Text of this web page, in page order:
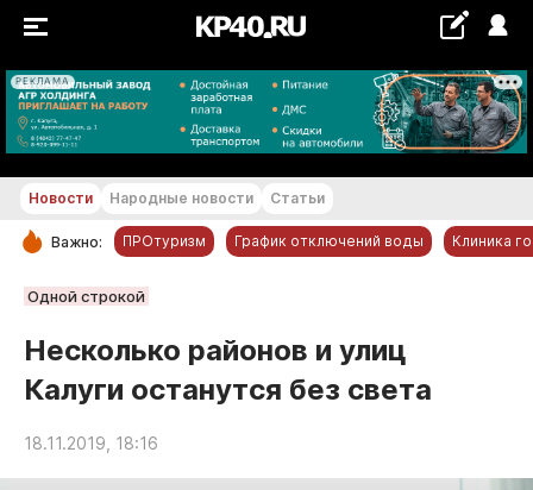
РЕКЛАМА
+23...+24 °С
РУБРИКИ
Новости компаний
Статьи
Народные новости
Авто и транспорт
Новости Народные новости Статьи
Важно: ПРОтуризм График отключений воды Клиника
Одной строкой
Несколько районов и улиц
Калуги останутся без света
18.11.2019, 18:16